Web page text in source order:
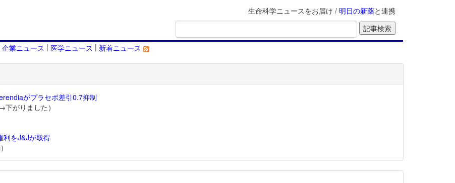
生命科学ニュースをお届け / 明日の新薬と連携
企業ニュース | 医学ニュース | 新着ニュース
がプラセボ差引0.7抑制
がりました）
利をJ&Jが取得